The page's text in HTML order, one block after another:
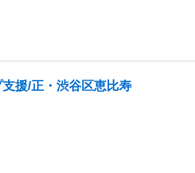
援/正・渋谷区恵比寿